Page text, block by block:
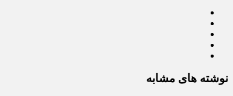
نوشته های مشابه